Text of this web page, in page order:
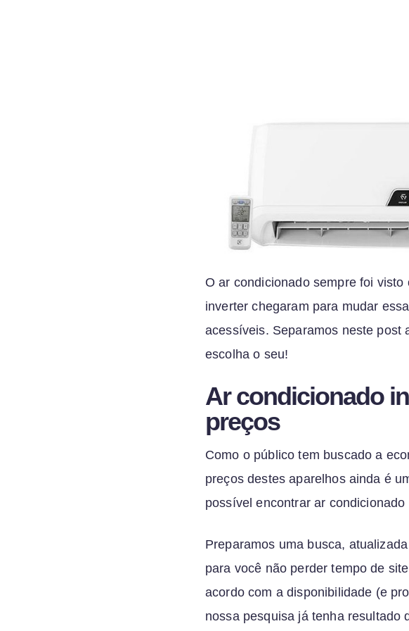
O ar condicionado sempre foi
inverter chegaram para mudar
acessíveis. Separamos neste post
escolha o seu!
Ar condicionado
preços
Como o público tem buscado a
preços destes aparelhos ainda é
possível encontrar ar
Preparamos uma busca,
para você não perder tempo de
acordo com a disponibilidade (e
nossa pesquisa já tenha resultado